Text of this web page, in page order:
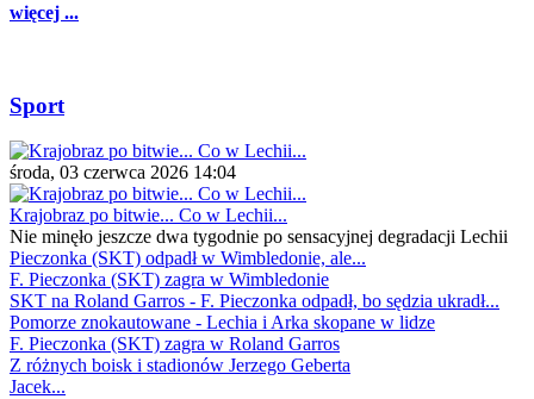
więcej ...
Sport
środa, 03 czerwca 2026 14:04
Krajobraz po bitwie... Co w Lechii...
Nie minęło jeszcze dwa tygodnie po sensacyjnej degradacji Lechii
Pieczonka (SKT) odpadł w Wimbledonie, ale...
F. Pieczonka (SKT) zagra w Wimbledonie
SKT na Roland Garros - F. Pieczonka odpadł, bo sędzia ukradł...
Pomorze znokautowane - Lechia i Arka skopane w lidze
F. Pieczonka (SKT) zagra w Roland Garros
Z różnych boisk i stadionów Jerzego Geberta
Jacek...